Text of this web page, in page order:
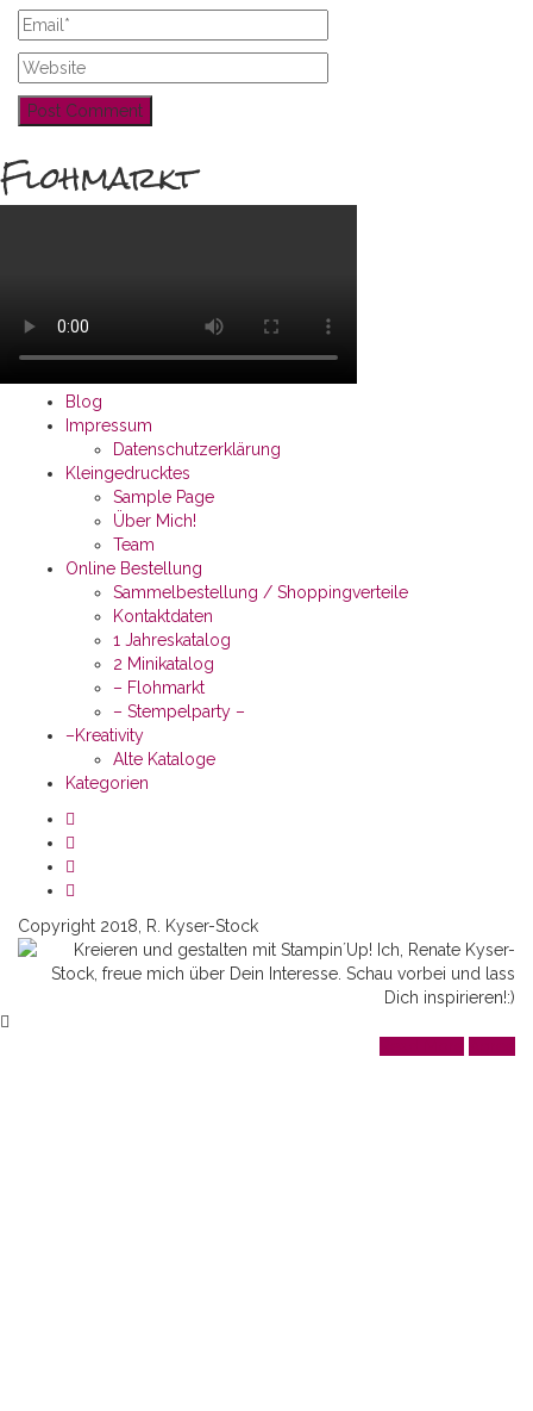
Flohmarkt
Blog
Impressum
Datenschutzerklärung
Kleingedrucktes
Sample Page
Über Mich!
Team
Online Bestellung
Sammelbestellung / Shoppingverteile
Kontaktdaten
1 Jahreskatalog
2 Minikatalog
– Flohmarkt
– Stempelparty –
–Kreativity
Alte Kataloge
Kategorien
Copyright 2018, R. Kyser-Stock